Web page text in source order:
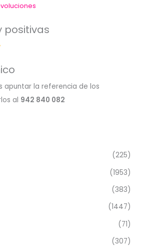
positivas
apuntar la referencia de los
al 942 840 082
(225)
(1953)
(383)
(1447)
(71)
(307)